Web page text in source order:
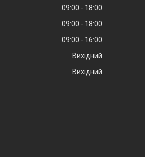
09:00
18:00
09:00
18:00
09:00
16:00
Вихідний
Вихідний